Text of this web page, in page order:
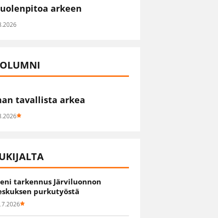
arkeen
tavallista arkea
tarkennus Järviluonnon
purkutyöstä